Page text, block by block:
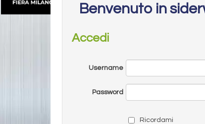
Benvenuto in
Accedi
Username
Password
Ricordami